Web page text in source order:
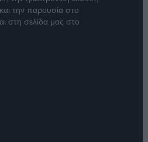
την παρουσία στο
στη σελίδα μας στο